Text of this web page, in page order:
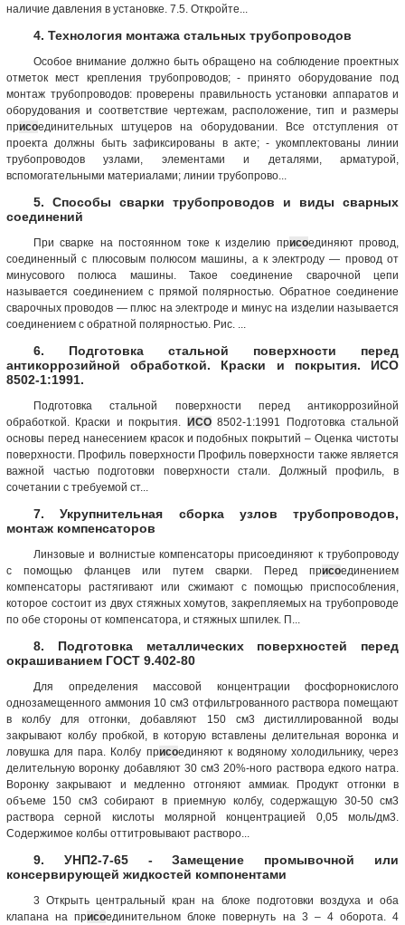
наличие давления в установке. 7.5. Откройте...
4. Технология монтажа стальных трубопроводов
Особое внимание должно быть обращено на соблюдение проектных
отметок мест крепления трубопроводов; - принято оборудование под
монтаж трубопроводов: проверены правильность установки аппаратов и
оборудования и соответствие чертежам, расположение, тип и размеры
присоединительных штуцеров на оборудовании. Все отступления от
проекта должны быть зафиксированы в акте; - укомплектованы линии
трубопроводов узлами, элементами и деталями, арматурой,
вспомогательными материалами; линии трубопрово...
5. Способы сварки трубопроводов и виды сварных
соединений
При сварке на постоянном токе к изделию присоединяют провод,
соединенный с плюсовым полюсом машины, а к электроду — провод от
минусового полюса машины. Такое соединение сварочной цепи
называется соединением с прямой полярностью. Обратное соединение
сварочных проводов — плюс на электроде и минус на изделии называется
соединением с обратной полярностью. Рис. ...
6. Подготовка стальной поверхности перед
антикоррозийной обработкой. Краски и покрытия. ИСО
8502-1:1991.
Подготовка стальной поверхности перед антикоррозийной
обработкой. Краски и покрытия. ИСО8502-1:1991 Подготовка стальной
основы перед нанесением красок и подобных покрытий – Оценка чистоты
поверхности. Профиль поверхности Профиль поверхности также является
важной частью подготовки поверхности стали. Должный профиль, в
сочетании с требуемой ст...
7. Укрупнительная сборка узлов трубопроводов,
монтаж компенсаторов
Линзовые и волнистые компенсаторы присоединяют к трубопроводу
с помощью фланцев или путем сварки. Перед присоединением
компенсаторы растягивают или сжимают с помощью приспособления,
которое состоит из двух стяжных хомутов, закрепляемых на трубопроводе
по обе стороны от компенсатора, и стяжных шпилек. П...
8. Подготовка металлических поверхностей перед
окрашиванием ГОСТ 9.402-80
Для определения массовой концентрации фосфорнокислого
однозамещенного аммония 10 см3 отфильтрованного раствора помещают
в колбу для отгонки, добавляют 150 см3 дистиллированной воды
закрывают колбу пробкой, в которую вставлены делительная воронка и
ловушка для пара. Колбу присоединяют к водяному холодильнику, через
делительную воронку добавляют 30 см3 20%-ного раствора едкого натра.
Воронку закрывают и медленно отгоняют аммиак. Продукт отгонки в
объеме 150 см3 собирают в приемную колбу, содержащую 30-50 см3
раствора серной кислоты молярной концентрацией 0,05 моль/дм3.
Содержимое колбы оттитровывают растворо...
9. УНП2-7-65 - Замещение промывочной или
консервирующей жидкостей компонентами
3 Открыть центральный кран на блоке подготовки воздуха и оба
клапана на присоединительном блоке повернуть на 3 – 4 оборота. 4